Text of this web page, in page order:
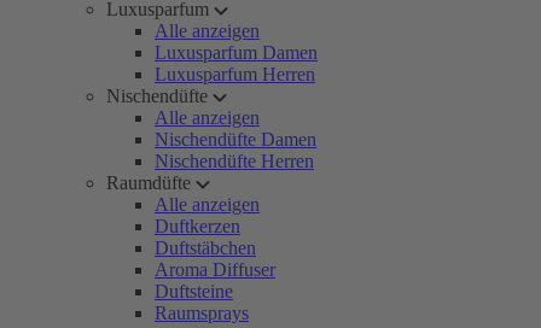
Luxusparfum
Alle anzeigen
Luxusparfum Damen
Luxusparfum Herren
Nischendüfte
Alle anzeigen
Nischendüfte Damen
Nischendüfte Herren
Raumdüfte
Alle anzeigen
Duftkerzen
Duftstäbchen
Aroma Diffuser
Duftsteine
Raumsprays